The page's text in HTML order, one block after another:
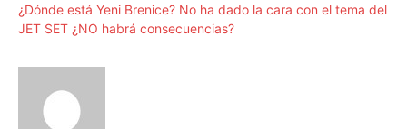
¿Dónde está Yeni Brenice? No ha dado la cara con el tema del
JET SET ¿NO habrá consecuencias?